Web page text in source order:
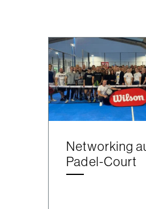
Networking
Padel-Court